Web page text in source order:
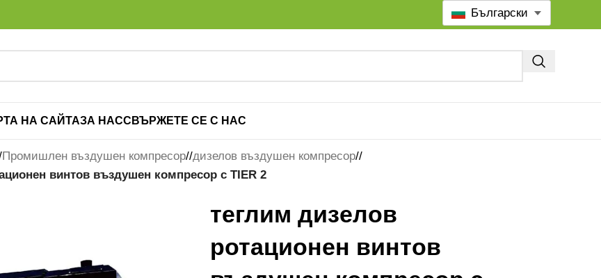
НА САЙТАЗА НАССВЪРЖЕТЕ СЕ С НАС
Български
Промишлен въздушен компресор/ дизелов въздушен компресор/
винтов въздушен компресор с TIER 2
теглим дизелов
ротационен винтов